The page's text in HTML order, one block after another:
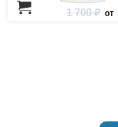
1 700 ₽ от